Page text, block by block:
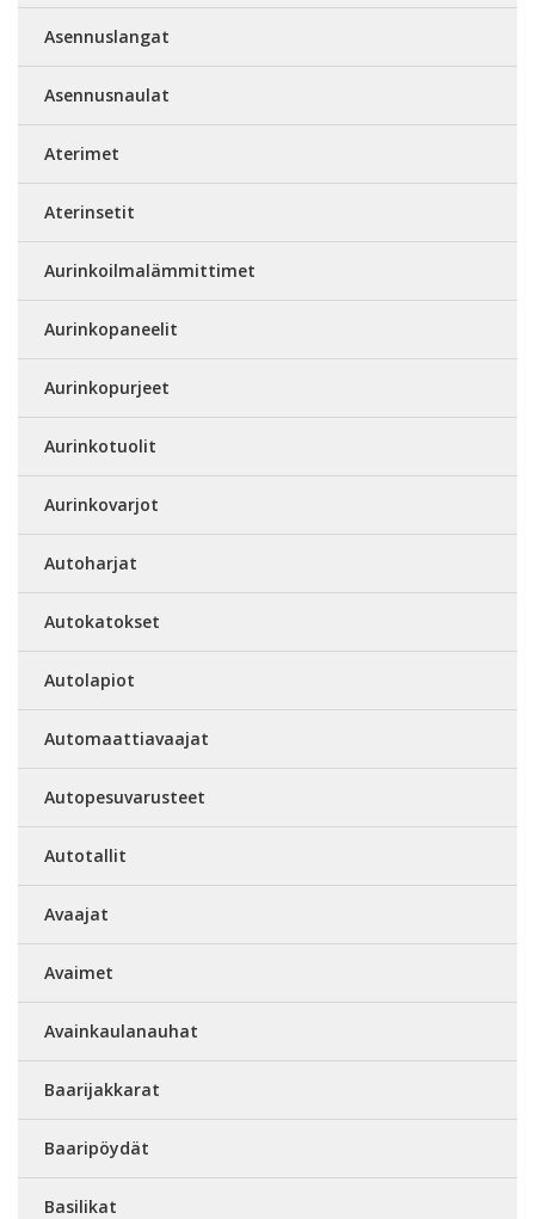
Asennuslangat
Asennusnaulat
Aterimet
Aterinsetit
Aurinkoilmalämmittimet
Aurinkopaneelit
Aurinkopurjeet
Aurinkotuolit
Aurinkovarjot
Autoharjat
Autokatokset
Autolapiot
Automaattiavaajat
Autopesuvarusteet
Autotallit
Avaajat
Avaimet
Avainkaulanauhat
Baarijakkarat
Baaripöydät
Basilikat